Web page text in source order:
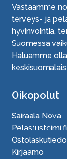
Vastaamme
terveys- ja
hyvinvointia,
Suomessa
Haluamme
Oikopolut
Sairaala Nova
Kirjaamo